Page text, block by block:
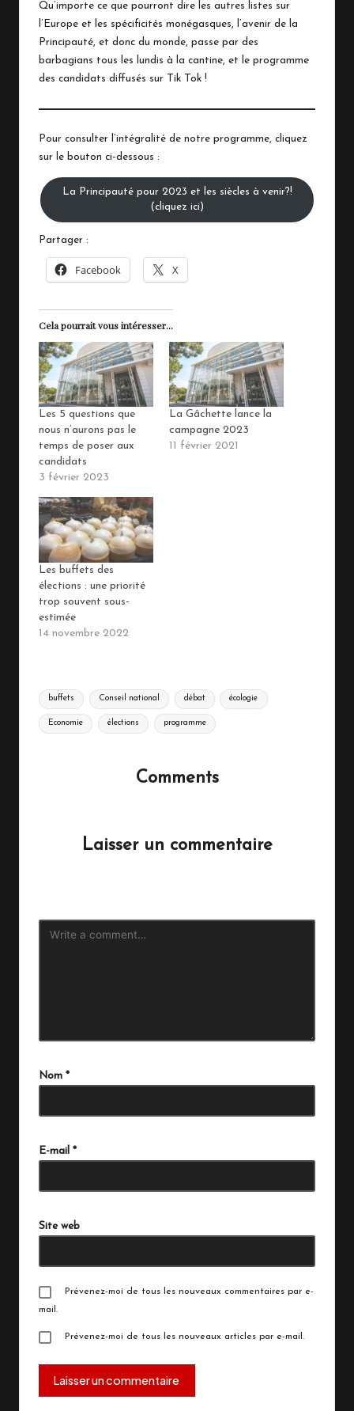
Qu’importe ce que pourront dire les autres listes sur
l’Europe et les spécificités monégasques, l’avenir de la
Principauté, et donc du monde, passe par des
barbagians tous les lundis à la cantine, et le programme
des candidats diffusés sur Tik Tok !
Pour consulter l’intégralité de notre programme, cliquez
sur le bouton ci-dessous :
La Principauté pour 2023 et les siècles à venir?!
(cliquez ici)
Partager :
Facebook X
Cela pourrait vous intéresser...
Les 5 questions que
nous n’aurons pas le
temps de poser aux
candidats
3 février 2023
La Gâchette lance la
campagne 2023
11 février 2021
Les buffets des
élections : une priorité
trop souvent sous-
estimée
14 novembre 2022
Tags:
buffets Conseil national débat écologie
Economie élections programme
Comments
Laisser un commentaire
Nom *
E-mail *
Site web
Prévenez-moi de tous les nouveaux commentaires par e-
mail.
Prévenez-moi de tous les nouveaux articles par e-mail.